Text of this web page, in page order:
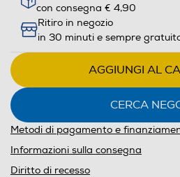
con consegna € 4,90
Ritiro in negozio
in 30 minuti e sempre
AGGIUNGI AL
CERCA
Metodi di pagamento e
Informazioni sulla consegna
Diritto di recesso